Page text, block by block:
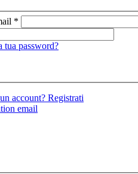
*
tua password?
account? Registrati
email